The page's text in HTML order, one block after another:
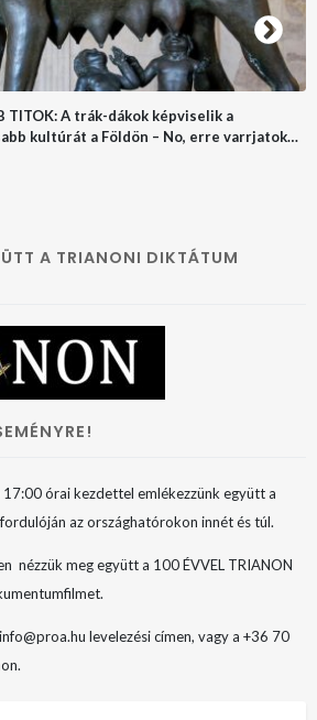
TITOK: A trák-dákok képviselik a
kultúrát a Földön – No, erre varrjatok
A TRIANONI DIKTÁTUM
órai kezdettel emlékezzünk együtt a
az országhatórokon innét és túl.
nézzük meg együtt a 100 ÉVVEL TRIANON
levelezési címen, vagy a +36 70